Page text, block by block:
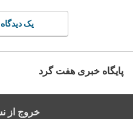
یک
پایگاه خبری هفت گرد
خروج از